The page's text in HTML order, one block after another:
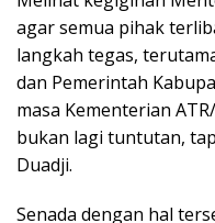
agar semua pihak
langkah tegas,
dan Pemerintah
masa Kementerian
bukan lagi tuntutan,
Duadji.
Senada dengan hal